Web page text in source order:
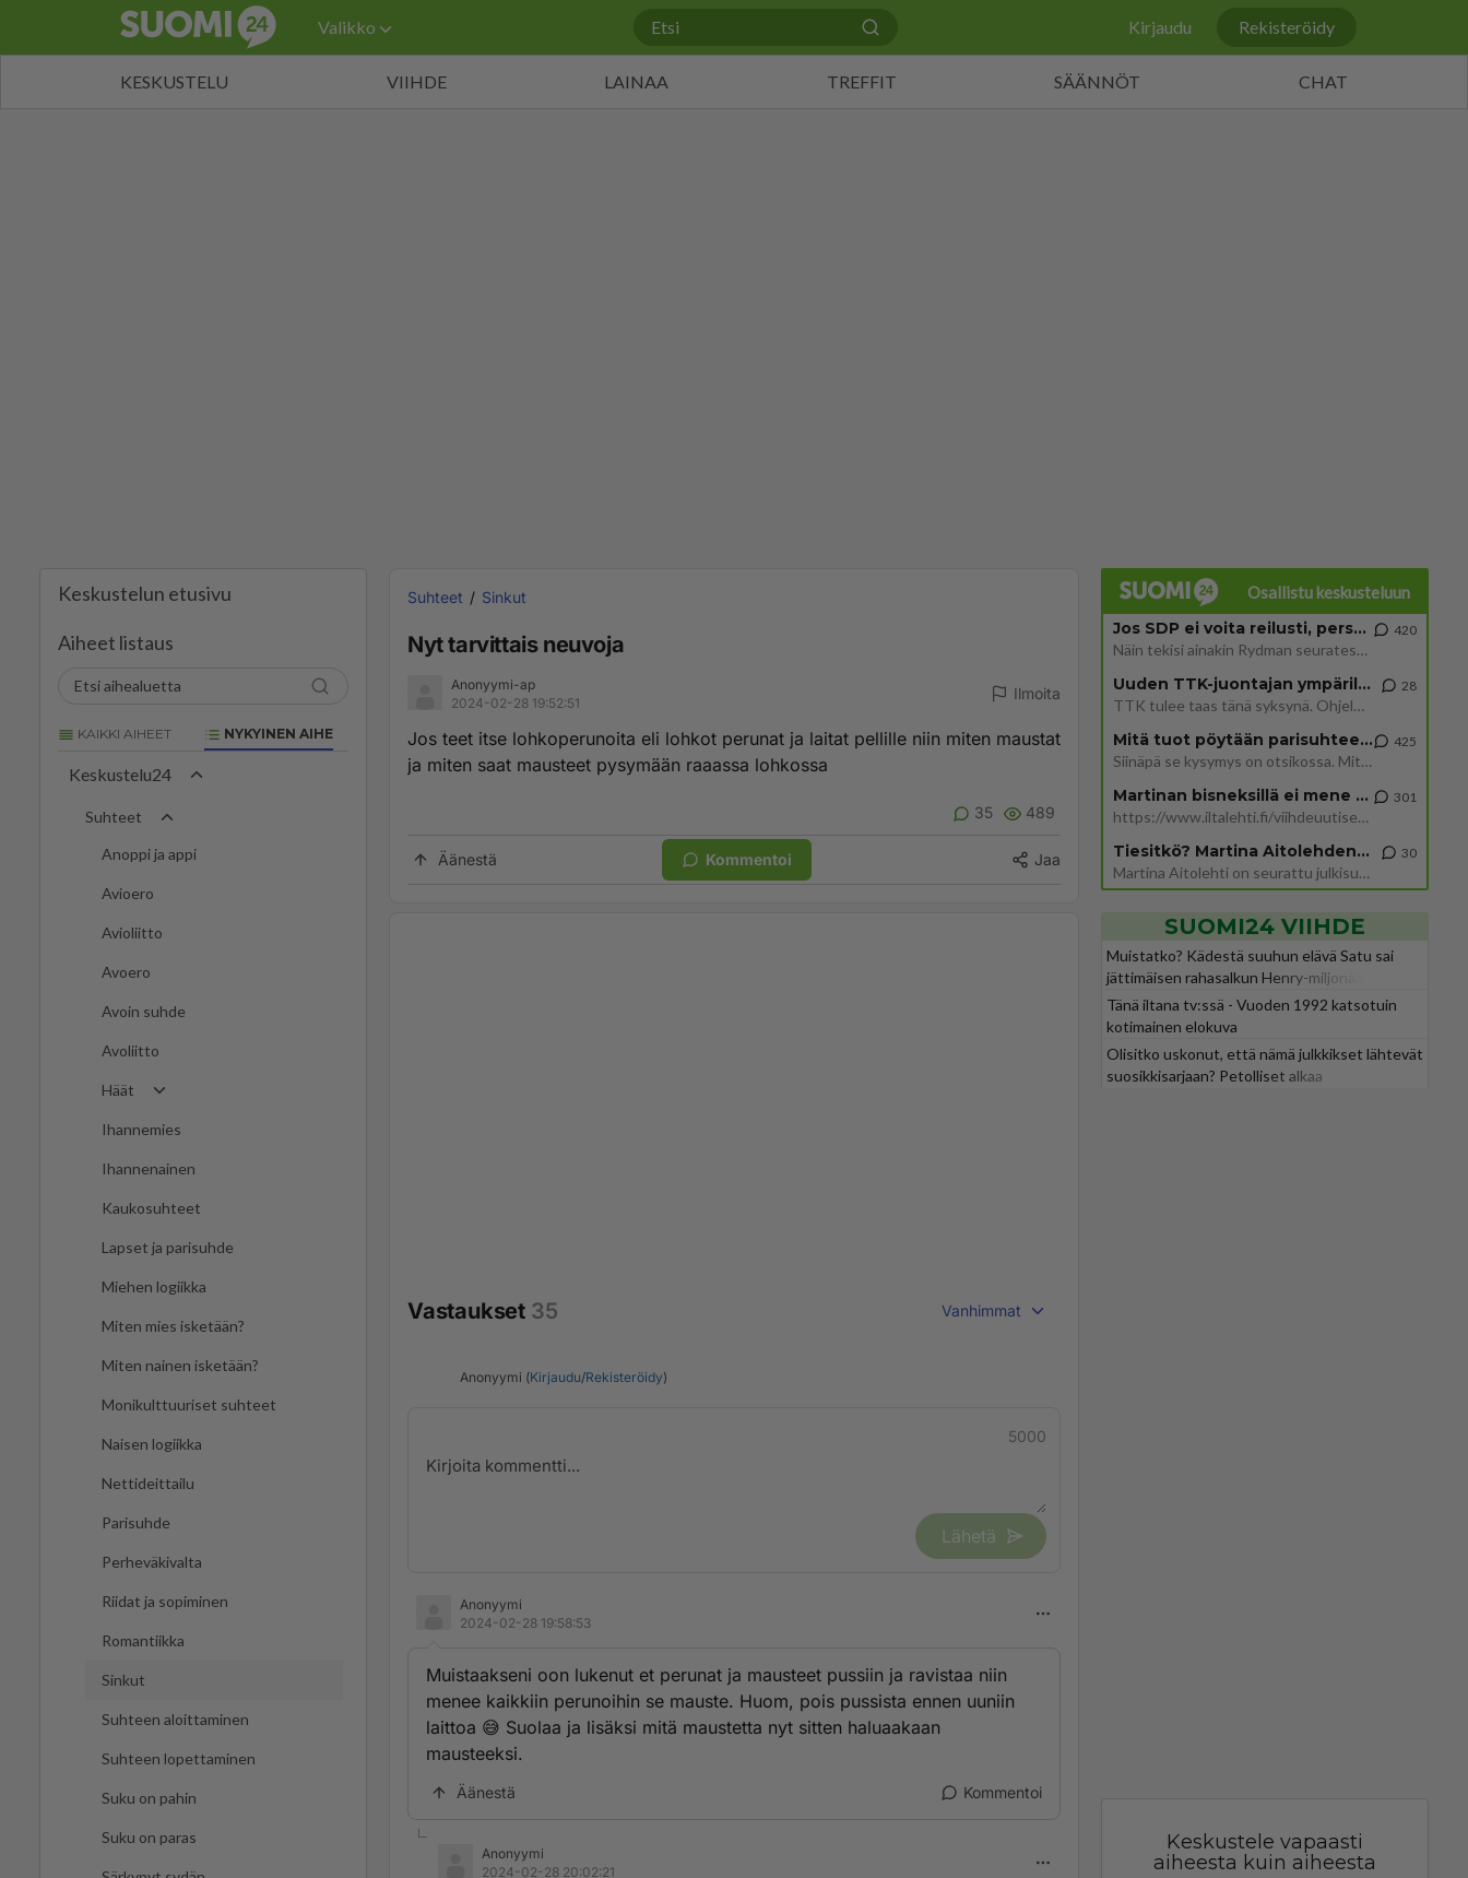
Valikko Kirjaudu Rekisteröidy
KESKUSTELU VIIHDE LAINAA TREFFIT SÄÄNNÖT CHAT
Keskustelun etusivu
Aiheet listaus
KAIKKI AIHEET NYKYINEN AIHE
Keskustelu24
Suhteet
Anoppi ja appi
Avioero
Avioliitto
Avoero
Avoin suhde
Avoliitto
Häät
Ihannemies
Ihannenainen
Kaukosuhteet
Lapset ja parisuhde
Miehen logiikka
Miten mies isketään?
Miten nainen isketään?
Monikulttuuriset suhteet
Naisen logiikka
Nettideittailu
Parisuhde
Perheväkivalta
Riidat ja sopiminen
Romantiikka
Sinkut
Suhteen aloittaminen
Suhteen lopettaminen
Suku on pahin
Suku on paras
Suhteet Sinkut
Nyt tarvittais neuvoja
Anonyymi-ap
2024-02-28 19:52:51
Ilmoita
Jos teet itse lohkoperunoita eli lohkot perunat ja laitat pellille niin miten maustat
ja miten saat mausteet pysymään raaassa lohkossa
35 489
Äänestä Kommentoi Jaa
Vastaukset 35 Vanhimmat
Anonyymi (Kirjaudu/Rekisteröidy)
5000
Lähetä
Anonyymi
2024-02-28 19:58:53
Muistaakseni oon lukenut et perunat ja mausteet pussiin ja ravistaa niin
menee kaikkiin perunoihin se mauste. Huom, pois pussista ennen uuniin
laittoa 😅 Suolaa ja lisäksi mitä maustetta nyt sitten haluaakaan
mausteeksi.
Äänestä Kommentoi
Anonyymi
2024-02-28 20:02:21
Osallistu keskusteluun
Jos SDP ei voita reilusti, persut kumoavat demokratian Suomesta
Näin tekisi ainakin Rydman seuratessaan idolinsa Trumpin mallia https://www.is.fi/politiikka/art-2000012187244.html
420
Uuden TTK-juontajan ympärillä epätietoisuus sakenee - Nyt MTV hämmentää soppaa
TTK tulee taas tänä syksynä. Ohjelman uudet tähtioppilaat julkistetaan torstaina 6. elokuuta klo 14 alkavassa lehdistö
28
Mitä tuot pöytään parisuhteessa?
Siinäpä se kysymys on otsikossa. Mitäpä siis tuot/toisit pöytään parisuhteessa? Oletko mies vai nainen? Koetko sen mitä
425
Martinan bisneksillä ei mene hyvin
https://www.iltalehti.fi/viihdeuutiset/a/c46da6ab-340f-4790-aaa7-0865eed2336 Yrityksen konkurssihakemus on tullut kärä
301
Tiesitkö? Martina Aitolehden isäpuoli on tämä suosittu laulaja
Martina Aitolehti on seurattu julkisuuden henkilö. Lähipiiriin mahtuu muitakin tunnettuja henkilöitä. Tiesitkö, että Ma
30
SUOMI24 VIIHDE
Muistatko? Kädestä suuhun elävä Satu sai
jättimäisen rahasalkun Henry-miljonääriltä
Tänä iltana tv:ssä - Vuoden 1992 katsotuin
kotimainen elokuva
Olisitko uskonut, että nämä julkkikset lähtevät
suosikkisarjaan? Petolliset alkaa
Keskustele vapaasti
aiheesta kuin aiheesta